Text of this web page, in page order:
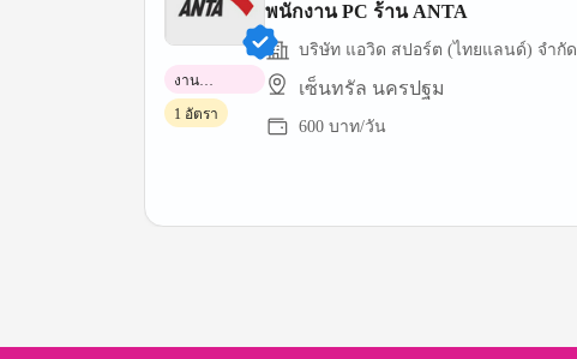
พนักงาน PC ร้าน ANTA
บริษัท แอวิด สปอร์ต (ไทยแลนด์) จำกัด
เซ็นทรัล นครปฐม
600 บาท/วัน
งาน
พาร์ทไทม์
1 อัตรา